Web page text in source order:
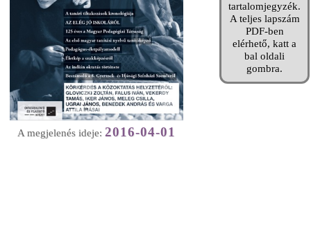
A megjelenés ideje: 2016-04-01
tartalomjegyzék.
A teljes lapszám
PDF-ben
elérhető, katt a
bal oldali
gombra.